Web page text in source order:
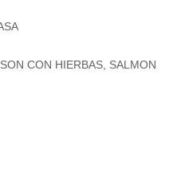
CON HIERBAS, SALMON